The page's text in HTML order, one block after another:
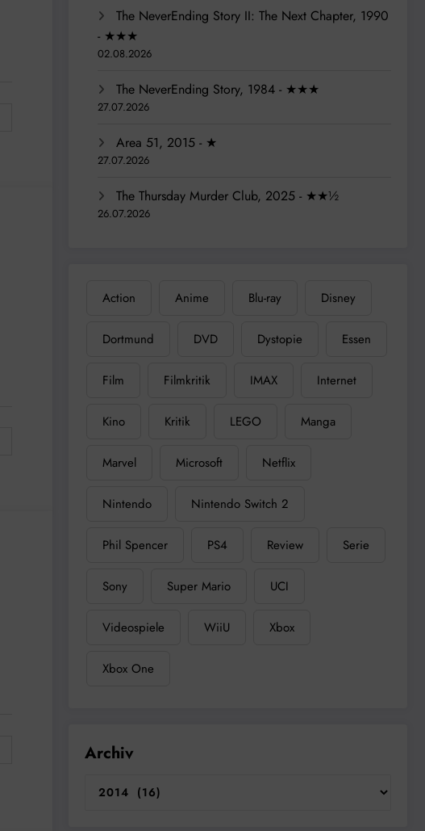
The NeverEnding Story II: The Next Chapter, 1990
- ★★★
02.08.2026
The NeverEnding Story, 1984 - ★★★
27.07.2026
Area 51, 2015 - ★
27.07.2026
The Thursday Murder Club, 2025 - ★★½
26.07.2026
Action Anime Blu-ray Disney
Dortmund DVD Dystopie Essen
Film Filmkritik IMAX Internet
Kino Kritik LEGO Manga
Marvel Microsoft Netflix
Nintendo Nintendo Switch 2
Phil Spencer PS4 Review Serie
Sony Super Mario UCI
Videospiele WiiU Xbox
Xbox One